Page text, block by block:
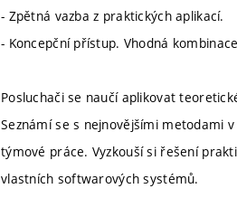
- Zpětná vazba z praktických aplikací.
- Koncepční přístup. Vhodná
Posluchači se naučí aplikovat
Seznámí se s nejnovějšími metodami
týmové práce. Vyzkouší si řešení
vlastních softwarových systémů.